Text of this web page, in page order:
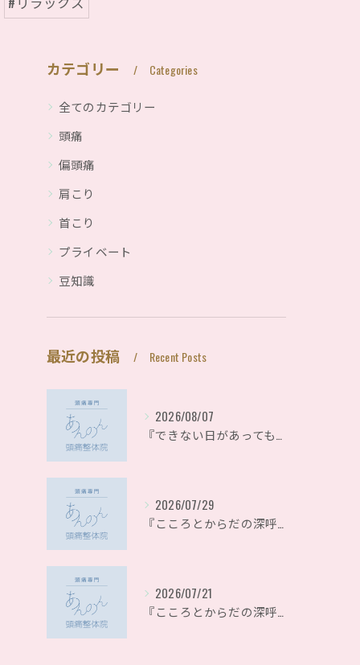
カテゴリー Categories
全てのカテゴリー
頭痛
偏頭痛
肩こり
首こり
プライベート
豆知識
最近の投稿 Recent Posts
2026/08/07
『できない日があっても、それでいい！！』〜自分を責めないことも、大切な健康習慣です〜
2026/07/29
『こころとからだの深呼吸シリーズ』〜整体で目指したい本当の健康〜
2026/07/21
『こころとからだの深呼吸シリーズ』〜自己肯定感とからだのつながり〜